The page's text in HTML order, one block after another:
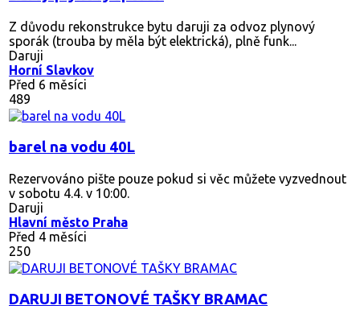
Z důvodu rekonstrukce bytu daruji za odvoz plynový
sporák (trouba by měla být elektrická), plně funk...
Daruji
Horní Slavkov
Před 6 měsíci
489
barel na vodu 40L
Rezervováno pište pouze pokud si věc můžete vyzvednout
v sobotu 4.4. v 10:00.
Daruji
Hlavní město Praha
Před 4 měsíci
250
DARUJI BETONOVÉ TAŠKY BRAMAC